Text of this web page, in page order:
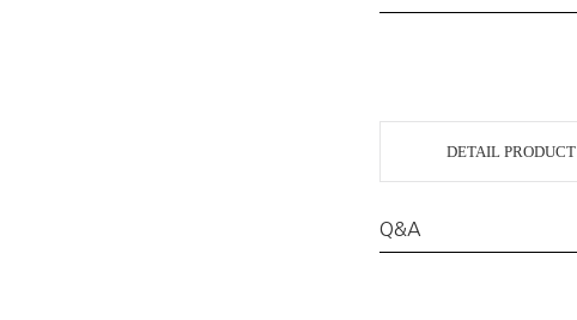
DETAIL PRODUCT
Q&A